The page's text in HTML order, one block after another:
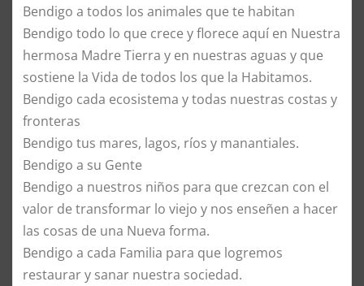
Bendigo a todos los animales que te habitan
Bendigo todo lo que crece y florece aquí en Nuestra
hermosa Madre Tierra y en nuestras aguas y que
sostiene la Vida de todos los que la Habitamos.
Bendigo cada ecosistema y todas nuestras costas y
fronteras
Bendigo tus mares, lagos, ríos y manantiales.
Bendigo a su Gente
Bendigo a nuestros niños para que crezcan con el
valor de transformar lo viejo y nos enseñen a hacer
las cosas de una Nueva forma.
Bendigo a cada Familia para que logremos
restaurar y sanar nuestra sociedad.